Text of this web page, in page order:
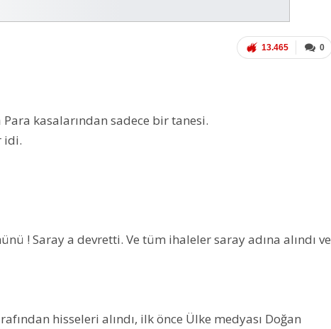
0
13.465
kasalarından sadece bir tanesi.
idi.
! Saray a devretti. Ve tüm ihaleler saray adına alındı ve
hisseleri alındı, ilk önce Ülke medyası Doğan